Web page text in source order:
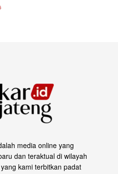
media online yang
dan teraktual di wilayah
kami terbitkan padat